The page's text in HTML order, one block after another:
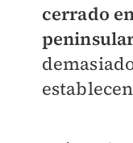
cerrado